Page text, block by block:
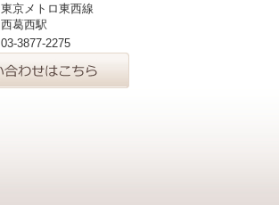
東京メトロ東西線
西葛西駅
03-3877-2275